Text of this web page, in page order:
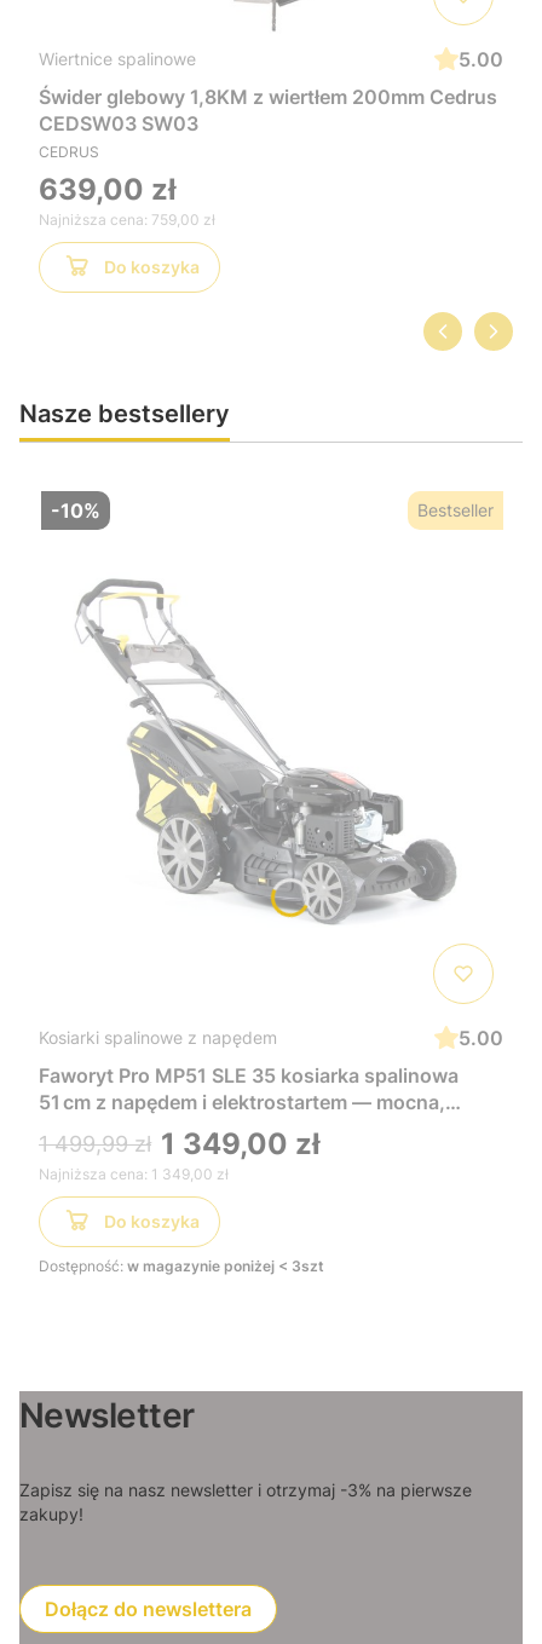
Wiertnice spalinowe
5.00
Świder glebowy 1,8KM z wiertłem 200mm Cedrus
CEDSW03 SW03
CEDRUS
639,00 zł
Najniższa cena: 759,00 zł
Do koszyka
Nasze bestsellery
-10% Bestseller
Kosiarki spalinowe z napędem
5.00
Faworyt Pro MP51 SLE 35 kosiarka spalinowa
51 cm z napędem i elektrostartem — mocna,
wygodna i łatwa w uruchomieniu, idealna do
dużych trawników
1 499,99 zł 1 349,00 zł
Najniższa cena: 1 349,00 zł
Do koszyka
Dostępność: w magazynie poniżej < 3szt
Newsletter
Zapisz się na nasz newsletter i otrzymaj -3% na pierwsze
zakupy!
Dołącz do newslettera